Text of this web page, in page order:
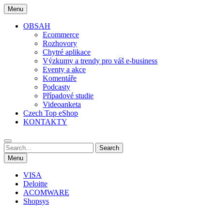
Skip
to
content
Menu
OBSAH
Ecommerce
Rozhovory
Chytré aplikace
Výzkumy a trendy pro váš e-business
Eventy a akce
Komentáře
Podcasty
Případové studie
Videoanketa
Czech Top eShop
KONTAKTY
Search
for:
Search
Menu
VISA
Deloitte
ACOMWARE
Shopsys